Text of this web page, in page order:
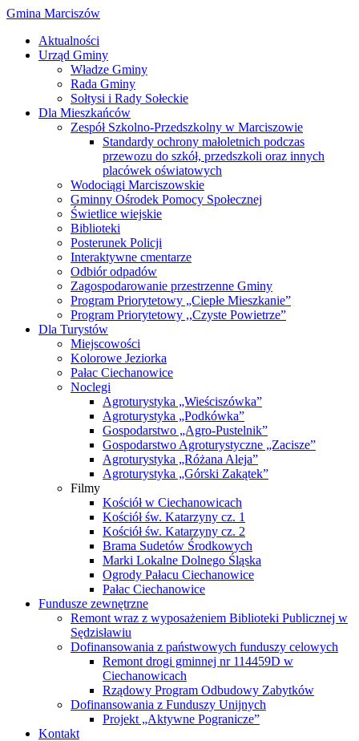
Gmina Marciszów
Aktualności
Urząd Gminy
Władze Gminy
Rada Gminy
Sołtysi i Rady Sołeckie
Dla Mieszkańców
Zespół Szkolno-Przedszkolny w Marciszowie
Standardy ochrony małoletnich podczas
przewozu do szkół, przedszkoli oraz innych
placówek oświatowych
Wodociągi Marciszowskie
Gminny Ośrodek Pomocy Społecznej
Świetlice wiejskie
Biblioteki
Posterunek Policji
Interaktywne cmentarze
Odbiór odpadów
Zagospodarowanie przestrzenne Gminy
Program Priorytetowy „Ciepłe Mieszkanie”
Program Priorytetowy ,,Czyste Powietrze”
Dla Turystów
Miejscowości
Kolorowe Jeziorka
Pałac Ciechanowice
Noclegi
Agroturystyka „Wieściszówka”
Agroturystyka „Podkówka”
Gospodarstwo „Agro-Pustelnik”
Gospodarstwo Agroturystyczne „Zacisze”
Agroturystyka „Różana Aleja”
Agroturystyka „Górski Zakątek”
Filmy
Kościół w Ciechanowicach
Kościół św. Katarzyny cz. 1
Kościół św. Katarzyny cz. 2
Brama Sudetów Środkowych
Marki Lokalne Dolnego Śląska
Ogrody Pałacu Ciechanowice
Pałac Ciechanowice
Fundusze zewnętrzne
Remont wraz z wyposażeniem Biblioteki Publicznej w
Sędzisławiu
Dofinansowania z państwowych funduszy celowych
Remont drogi gminnej nr 114459D w
Ciechanowicach
Rządowy Program Odbudowy Zabytków
Dofinansowania z Funduszy Unijnych
Projekt „Aktywne Pogranicze”
Kontakt